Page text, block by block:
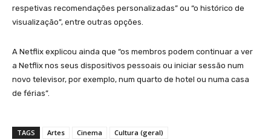
respetivas recomendações personalizadas” ou “o histórico de
visualização”, entre outras opções.
A Netflix explicou ainda que “os membros podem continuar a ver
a Netflix nos seus dispositivos pessoais ou iniciar sessão num
novo televisor, por exemplo, num quarto de hotel ou numa casa
de férias”.
TAGS Artes Cinema
Cultura (geral)